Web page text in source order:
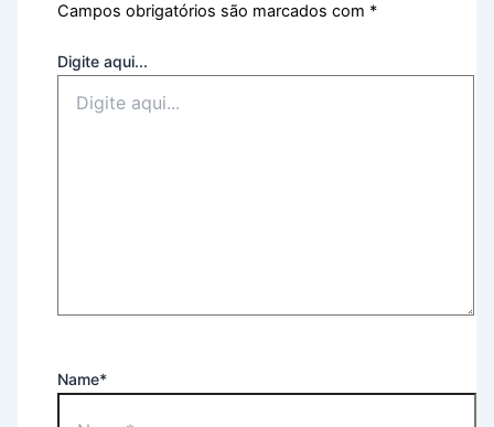
Campos obrigatórios são marcados com *
Digite aqui...
Name*